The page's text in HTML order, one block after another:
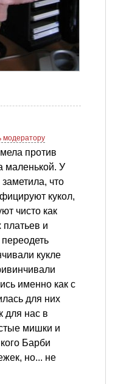
против
маленькой. У
что
кукол,
чисто как
и
кукле
именно как с
для них
для нас в
мишки и
Барби
но... не